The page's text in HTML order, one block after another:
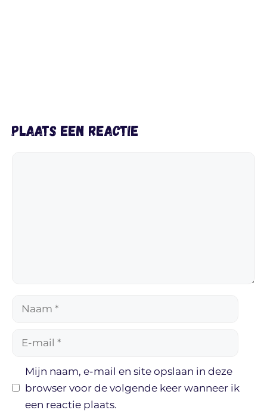
Plaats een reactie
Naam
Mijn naam, e-mail en site opslaan in deze
browser voor de volgende keer wanneer ik
een reactie plaats.